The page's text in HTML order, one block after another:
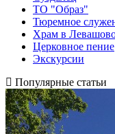
ТО "Образ"
Тюремное
Храм в
Церковное пение
Экскурсии
Популярные статьи